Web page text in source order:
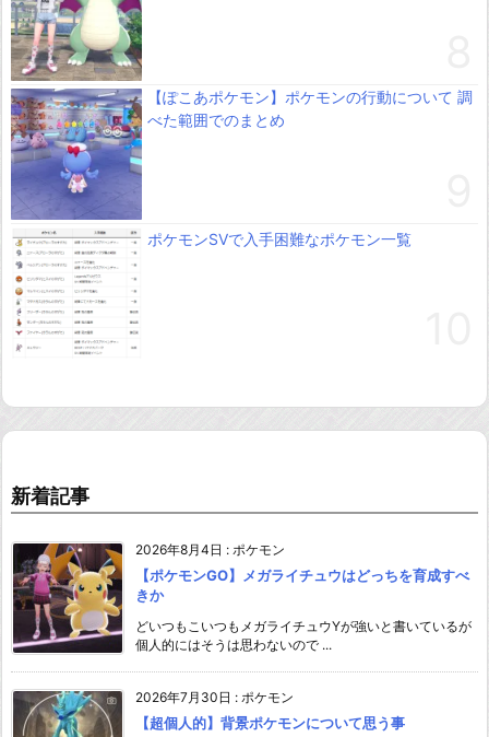
【ぽこあポケモン】ポケモンの行動について 調
べた範囲でのまとめ
ポケモンSVで入手困難なポケモン一覧
新着記事
2026年8月4日 : ポケモン
【ポケモンGO】メガライチュウはどっちを育成すべ
きか
どいつもこいつもメガライチュウYが強いと書いているが
個人的にはそうは思わないので ...
2026年7月30日 : ポケモン
【超個人的】背景ポケモンについて思う事